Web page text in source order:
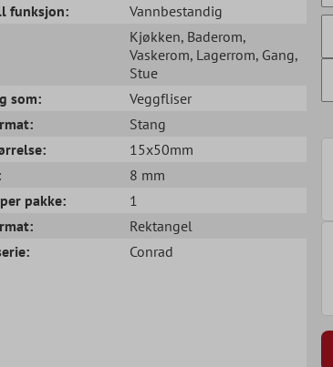
funksjon:
Vannbestandig
Kjøkken, Baderom,
Vaskerom, Lagerrom, Gang,
Stue
som:
Veggfliser
Stang
15x50mm
8 mm
pakke:
1
Rektangel
Conrad